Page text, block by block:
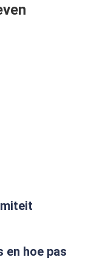
en hoe pas